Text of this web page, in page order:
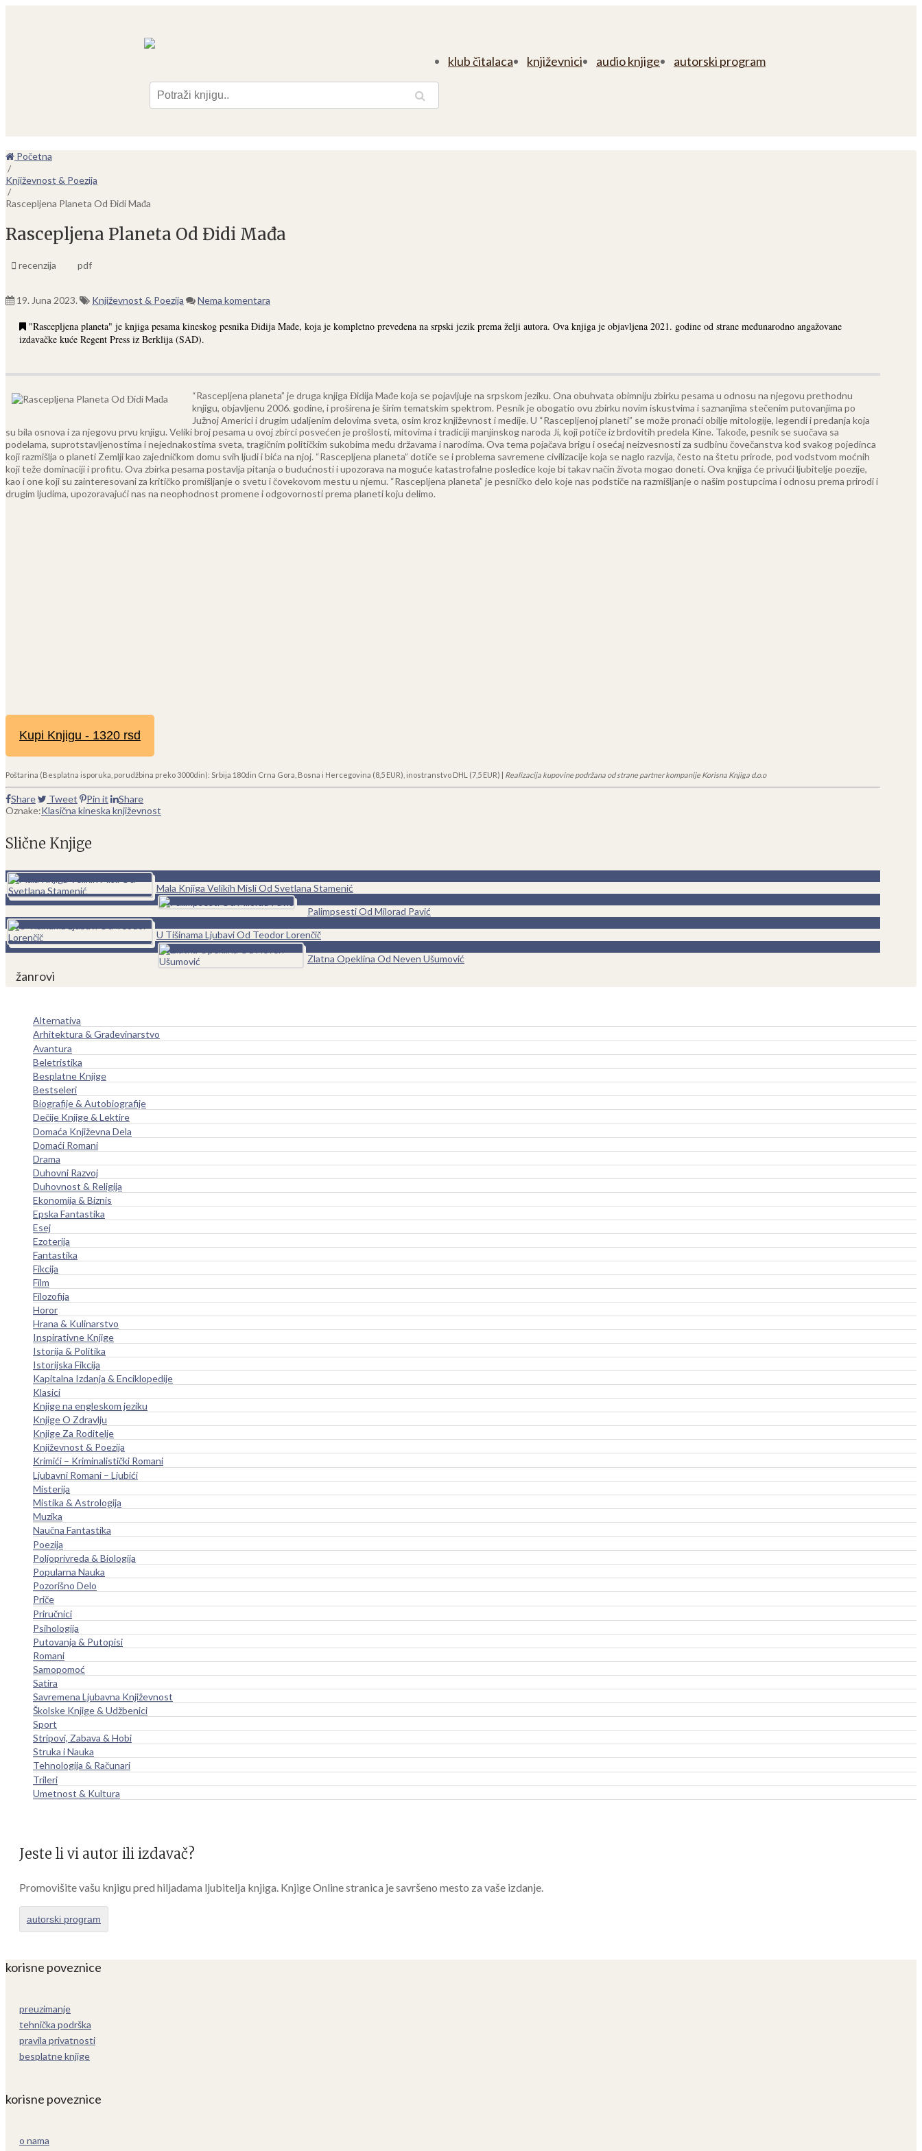
klub čitalaca književnici audio knjige autorski program
Početna
/
Književnost & Poezija
/
Rascepljena Planeta Od Đidi Mađa
Rascepljena Planeta Od Đidi Mađa
recenzija pdf
19. Juna 2023. Književnost & Poezija Nema komentara
"Rascepljena planeta" je knjiga pesama kineskog pesnika Đidija Mađe, koja je kompletno prevedena na srpski jezik prema želji autora. Ova knjiga je objavljena 2021. godine od strane međunarodno angažovane
izdavačke kuće Regent Press iz Berklija (SAD).
“Rascepljena planeta” je druga knjiga Đidija Mađe koja se pojavljuje na srpskom jeziku. Ona obuhvata obimniju zbirku pesama u odnosu na njegovu prethodnu
knjigu, objavljenu 2006. godine, i proširena je širim tematskim spektrom. Pesnik je obogatio ovu zbirku novim iskustvima i saznanjima stečenim putovanjima po
Južnoj Americi i drugim udaljenim delovima sveta, osim kroz književnost i medije. U “Rascepljenoj planeti” se može pronaći obilje mitologije, legendi i predanja koja
su bila osnova i za njegovu prvu knjigu. Veliki broj pesama u ovoj zbirci posvećen je prošlosti, mitovima i tradiciji manjinskog naroda Ji, koji potiče iz brdovitih predela Kine. Takođe, pesnik se suočava sa
podelama, suprotstavljenostima i nejednakostima sveta, tragičnim političkim sukobima među državama i narodima. Ova tema pojačava brigu i osećaj neizvesnosti za sudbinu čovečanstva kod svakog pojedinca
koji razmišlja o planeti Zemlji kao zajedničkom domu svih ljudi i bića na njoj. “Rascepljena planeta” dotiče se i problema savremene civilizacije koja se naglo razvija, često na štetu prirode, pod vodstvom moćnih
koji teže dominaciji i profitu. Ova zbirka pesama postavlja pitanja o budućnosti i upozorava na moguće katastrofalne posledice koje bi takav način života mogao doneti. Ova knjiga će privući ljubitelje poezije,
kao i one koji su zainteresovani za kritičko promišljanje o svetu i čovekovom mestu u njemu. “Rascepljena planeta” je pesničko delo koje nas podstiče na razmišljanje o našim postupcima i odnosu prema prirodi i
drugim ljudima, upozoravajući nas na neophodnost promene i odgovornosti prema planeti koju delimo.
Kupi Knjigu - 1320 rsd
Poštarina (Besplatna isporuka, porudžbina preko 3000din): Srbija 180din Crna Gora, Bosna i Hercegovina (8,5 EUR), inostranstvo DHL (7,5 EUR) | Realizacija kupovine podržana od strane partner kompanije Korisna Knjiga d.o.o
Share Tweet Pin it
Share
Oznake:Klasična kineska književnost
Slične Knjige
Mala Knjiga Velikih Misli Od Svetlana Stamenić
Palimpsesti Od Milorad Pavić
U Tišinama Ljubavi Od Teodor Lorenčič
Zlatna Opeklina Od Neven Ušumović
žanrovi
Alternativa
Arhitektura & Građevinarstvo
Avantura
Beletristika
Besplatne Knjige
Bestseleri
Biografije & Autobiografije
Dečije Knjige & Lektire
Domaća Književna Dela
Domaći Romani
Drama
Duhovni Razvoj
Duhovnost & Religija
Ekonomija & Biznis
Epska Fantastika
Esej
Ezoterija
Fantastika
Fikcija
Film
Filozofija
Horor
Hrana & Kulinarstvo
Inspirativne Knjige
Istorija & Politika
Istorijska Fikcija
Kapitalna Izdanja & Enciklopedije
Klasici
Knjige na engleskom jeziku
Knjige O Zdravlju
Knjige Za Roditelje
Književnost & Poezija
Krimići – Kriminalistički Romani
Ljubavni Romani – Ljubići
Misterija
Mistika & Astrologija
Muzika
Naučna Fantastika
Poezija
Poljoprivreda & Biologija
Popularna Nauka
Pozorišno Delo
Priče
Priručnici
Psihologija
Putovanja & Putopisi
Romani
Samopomoć
Satira
Savremena Ljubavna Književnost
Školske Knjige & Udžbenici
Sport
Stripovi, Zabava & Hobi
Struka i Nauka
Tehnologija & Računari
Trileri
Umetnost & Kultura
Jeste li vi autor ili izdavač?
Promovišite vašu knjigu pred hiljadama ljubitelja knjiga. Knjige Online stranica je savršeno mesto za vaše izdanje.
autorski program
korisne poveznice
preuzimanje
tehnička podrška
pravila privatnosti
besplatne knjige
korisne poveznice
o nama